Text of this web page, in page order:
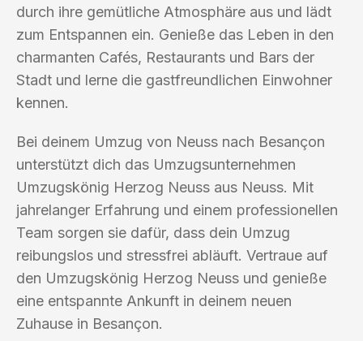
durch ihre gemütliche Atmosphäre aus und lädt
zum Entspannen ein. Genieße das Leben in den
charmanten Cafés, Restaurants und Bars der
Stadt und lerne die gastfreundlichen Einwohner
kennen.
Bei deinem Umzug von Neuss nach Besançon
unterstützt dich das Umzugsunternehmen
Umzugskönig Herzog Neuss aus Neuss. Mit
jahrelanger Erfahrung und einem professionellen
Team sorgen sie dafür, dass dein Umzug
reibungslos und stressfrei abläuft. Vertraue auf
den Umzugskönig Herzog Neuss und genieße
eine entspannte Ankunft in deinem neuen
Zuhause in Besançon.